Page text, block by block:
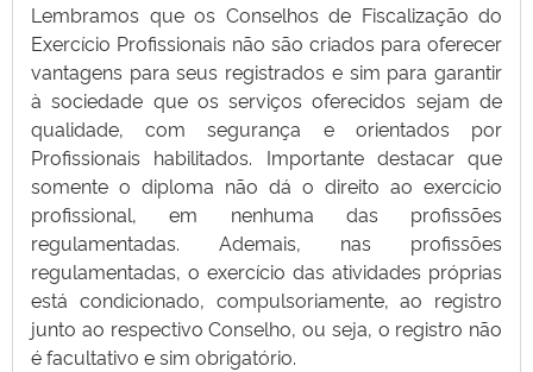
Lembramos que os Conselhos de Fiscalização do
Exercício Profissionais não são criados para oferecer
vantagens para seus registrados e sim para garantir
à sociedade que os serviços oferecidos sejam de
qualidade, com segurança e orientados por
Profissionais habilitados. Importante destacar que
somente o diploma não dá o direito ao exercício
profissional, em nenhuma das profissões
regulamentadas. Ademais, nas profissões
regulamentadas, o exercício das atividades próprias
está condicionado, compulsoriamente, ao registro
junto ao respectivo Conselho, ou seja, o registro não
é facultativo e sim obrigatório.